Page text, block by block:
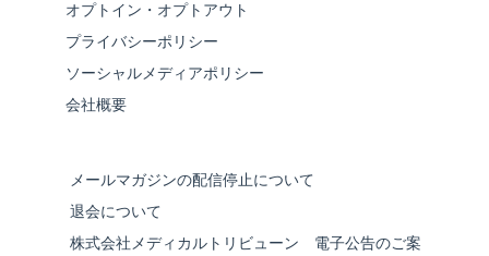
オプトイン・オプトアウト
プライバシーポリシー
ソーシャルメディアポリシー
会社概要
メールマガジンの配信停止について
退会について
株式会社メディカルトリビューン 電子公告のご案